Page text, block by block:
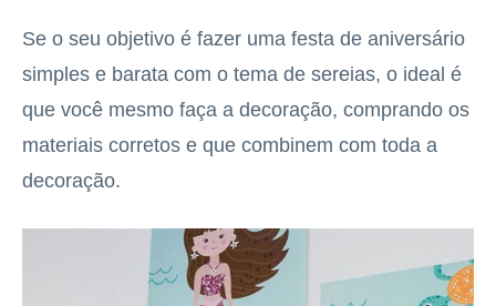
Se o seu objetivo é fazer uma festa de aniversário
simples e barata com o tema de sereias, o ideal é
que você mesmo faça a decoração, comprando os
materiais corretos e que combinem com toda a
decoração.